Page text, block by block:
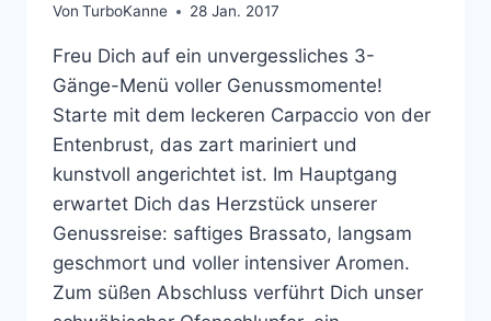
Von TurboKanne 28 Jan. 2017
Freu Dich auf ein unvergessliches 3-
Gänge-Menü voller Genussmomente!
Starte mit dem leckeren Carpaccio von der
Entenbrust, das zart mariniert und
kunstvoll angerichtet ist. Im Hauptgang
erwartet Dich das Herzstück unserer
Genussreise: saftiges Brassato, langsam
geschmort und voller intensiver Aromen.
Zum süßen Abschluss verführt Dich unser